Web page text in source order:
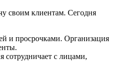
своим клиентам. Сегодня
и просрочками. Организация
сотрудничает с лицами,